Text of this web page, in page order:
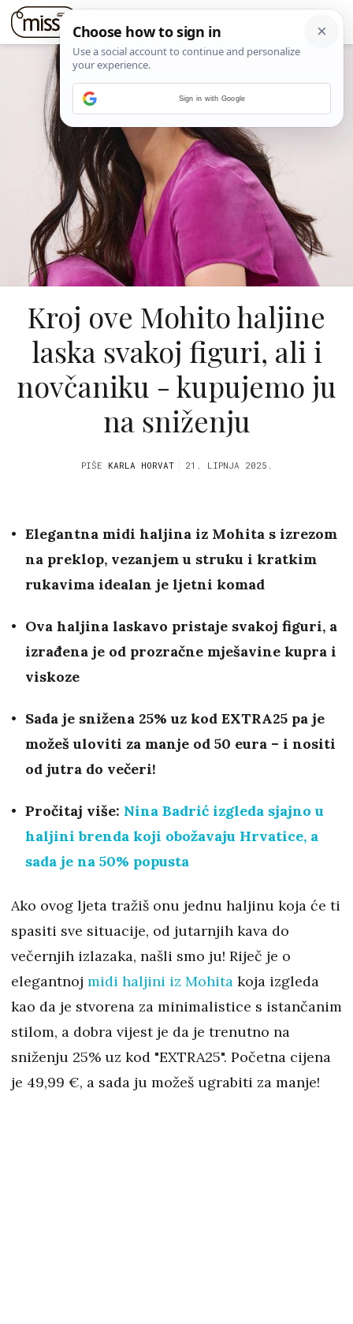
Kroj ove Mohito haljine
laska svakoj figuri, ali i
novčaniku - kupujemo ju
na sniženju
PIŠE KARLA HORVAT 21. LIPNJA 2025.
Elegantna midi haljina iz Mohita s izrezom
na preklop, vezanjem u struku i kratkim
rukavima idealan je ljetni komad
Ova haljina laskavo pristaje svakoj figuri, a
izrađena je od prozračne mješavine kupra i
viskoze
Sada je snižena 25% uz kod EXTRA25 pa je
možeš uloviti za manje od 50 eura – i nositi
od jutra do večeri!
Pročitaj više: Nina Badrić izgleda sjajno u
haljini brenda koji obožavaju Hrvatice, a
sada je na 50% popusta
Ako ovog ljeta tražiš onu jednu haljinu koja će ti
spasiti sve situacije, od jutarnjih kava do
večernjih izlazaka, našli smo ju! Riječ je o
elegantnoj midi haljini iz Mohita koja izgleda
kao da je stvorena za minimalistice s istančanim
stilom, a dobra vijest je da je trenutno na
sniženju 25% uz kod "EXTRA25". Početna cijena
je 49,99 €, a sada ju možeš ugrabiti za manje!
Sign in with Google